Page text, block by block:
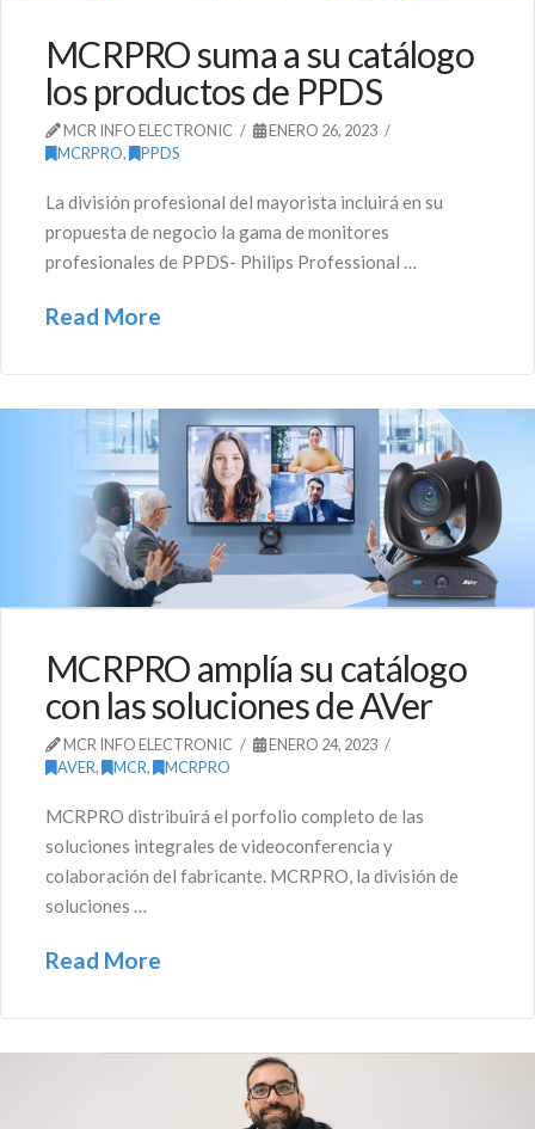
MCRPRO suma a su catálogo
los productos de PPDS
MCR INFO ELECTRONIC
ENERO 26, 2023
MCRPRO, PPDS
La división profesional del mayorista incluirá en su
propuesta de negocio la gama de monitores
profesionales de PPDS- Philips Professional …
Read More
MCRPRO amplía su catálogo
con las soluciones de AVer
MCR INFO ELECTRONIC
ENERO 24, 2023
AVER, MCR, MCRPRO
MCRPRO distribuirá el porfolio completo de las
soluciones integrales de videoconferencia y
colaboración del fabricante. MCRPRO, la división de
soluciones …
Read More